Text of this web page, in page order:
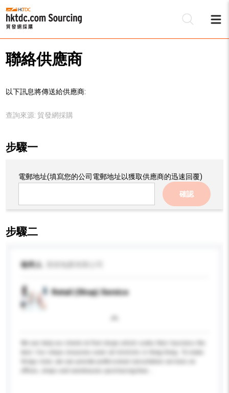
聯絡供應商
以下訊息將傳送給供應商:
查詢來源: 貿發網採購
步驟一
電郵地址(填寫您的公司電郵地址以獲取供應商的迅速回覆)
確認
步驟二
收件人
Retail (Shop) Service